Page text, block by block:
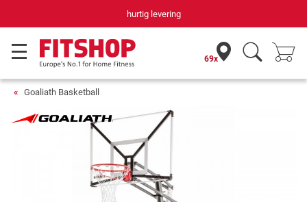
hurtig levering
69x
Goaliath Basketball